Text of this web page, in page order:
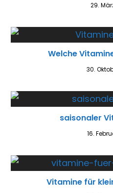
29.
Welche
30.
saisonaler
16.
Vitamine für